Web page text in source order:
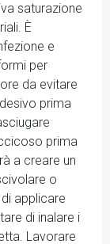
saturazione
È
e
per
da evitare
prima
prima
a creare un
o
applicare
di inalare i
Lavorare